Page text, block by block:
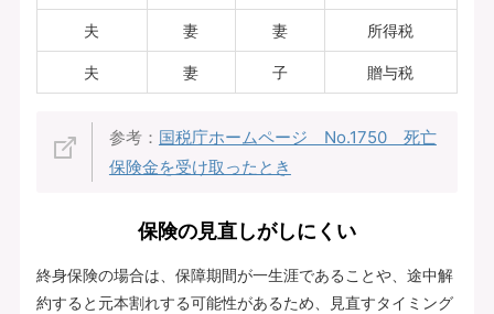
夫 妻 妻 所得税
夫 妻 子 贈与税
参考： 国税庁ホームページ No.1750 死亡
保険金を受け取ったとき
保険の見直しがしにくい
終身保険の場合は、保障期間が一生涯であることや、途中解
約すると元本割れする可能性があるため、見直すタイミング